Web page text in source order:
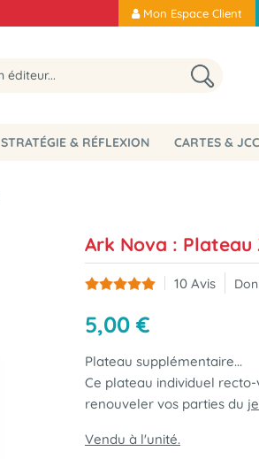
Mon Espace Client
STRATÉGIE & RÉFLEXION CARTES & JCC
Ark Nova : Plateau
10 Avis
5,00 €
Plateau supplémentaire...
Ce plateau individuel
renouveler vos parties du
Vendu à l'unité.